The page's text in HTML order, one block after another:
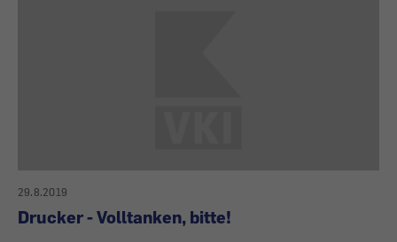
29.8.2019
Drucker - Volltanken, bitte!